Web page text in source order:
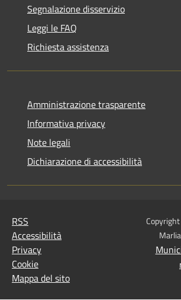
Segnalazione disservizio
Leggi le FAQ
Richiesta assistenza
Amministrazione trasparente
Informativa privacy
Note legali
Dichiarazione di accessibilità
RSS
Accessibilità
Privacy
Cookie
Mappa del sito